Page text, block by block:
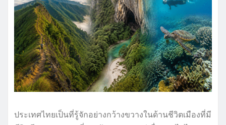
ประเทศไทยเป็นที่รู้จักอย่างกว้างขวางในด้านชีวิตเมืองที่มี